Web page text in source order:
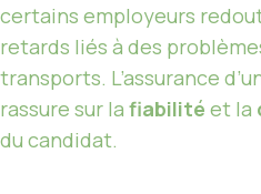
certains employeurs
retards liés à des
transports. L’assurance
rassure sur la fiabilité et la
du candidat.